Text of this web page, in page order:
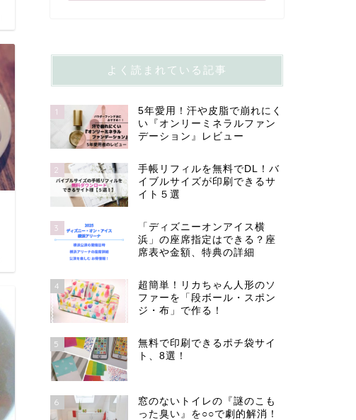
よく読まれている記事
1
5年愛用！汗や皮脂で崩れにく
い『オンリーミネラルファン
デーション』レビュー
2
手帳リフィルを無料でDL！バ
イブルサイズが印刷できるサ
イト５選
3
「ディズニーオンアイス横
浜」の座席指定はできる？座
席表や金額、特典の詳細
4
超簡単！リカちゃん人形のソ
ファーを「段ボール・スポン
ジ・布」で作る！
5
無料で印刷できるポチ袋サイ
ト、8選！
6
窓のないトイレの『謎のこも
った臭い』を○○で劇的解消！